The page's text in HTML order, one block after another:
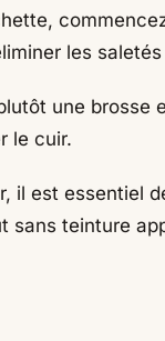
les
une brosse
le cuir.
il est essentiel
teinture